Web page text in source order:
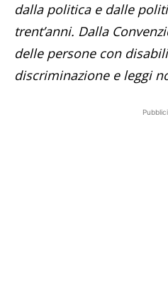
dalla politica e dalle
trent’anni. Dalla
delle persone con
discriminazione e leggi